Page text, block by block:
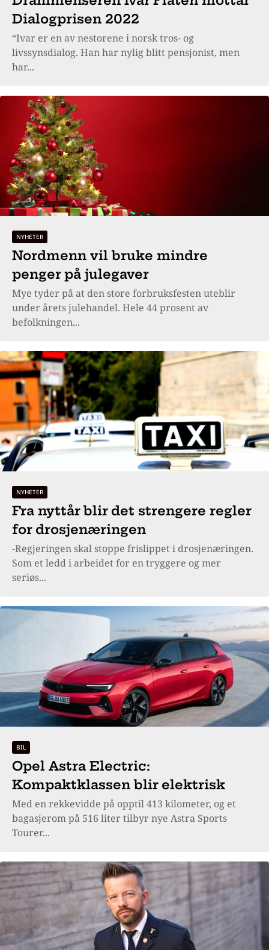
Dialogprisen 2022
“Ivar er en av nestorene i norsk tros- og
livssynsdialog. Han har nylig blitt pensjonist, men
har...
NYHETER
Nordmenn vil bruke mindre
penger på julegaver
Mye tyder på at den store forbruksfesten uteblir
under årets julehandel. Hele 44 prosent av
befolkningen...
NYHETER
Fra nyttår blir det strengere regler
for drosjenæringen
-Regjeringen skal stoppe frislippet i drosjenæringen.
Som et ledd i arbeidet for en tryggere og mer
seriøs...
BIL
Opel Astra Electric:
Kompaktklassen blir elektrisk
Med en rekkevidde på opptil 413 kilometer, og et
bagasjerom på 516 liter tilbyr nye Astra Sports
Tourer...